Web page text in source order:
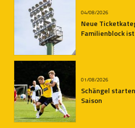
04/08/2026
Neue
Familienblock
01/08/2026
Schängel
Saison